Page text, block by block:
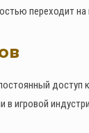
переходит
доступ